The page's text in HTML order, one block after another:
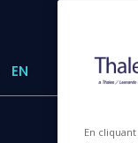
EN
En